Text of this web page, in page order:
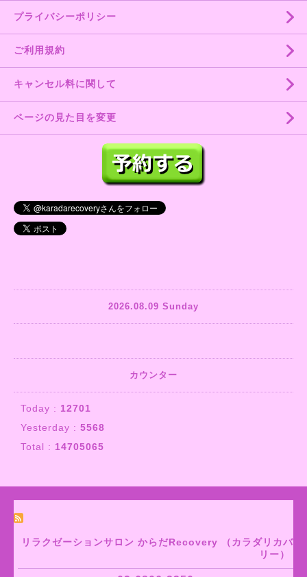
プライバシーポリシー
ご利用規約
キャンセル料に関して
ページの見た目を変更
2026.08.09 Sunday
カウンター
Today : 12701
Yesterday : 5568
Total : 14705065
リラクゼーションサロン からだRecovery （カラダリカバ
リー）